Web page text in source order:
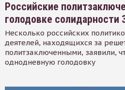
Российские
голодовке солидарности
Несколько российских
деятелей, находящихся за
политзаключенными, заявили,
однодневную голодовку